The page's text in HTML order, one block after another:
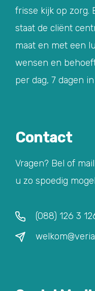
frisse kijk op zorg.
staat de cliënt
maat en met een
wensen en
per dag, 7 dagen
Contact
Vragen? Bel of
u zo spoedig
(088) 126 3